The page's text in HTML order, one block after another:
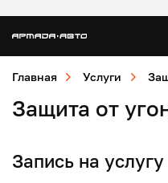
Главная Услуги
Защита от
Запись на услугу